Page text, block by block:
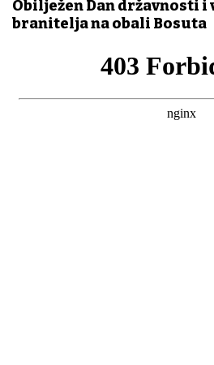
Obilježen Dan državnosti
branitelja na obali Bosuta